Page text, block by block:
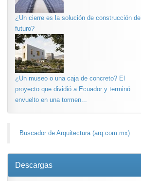
¿Un cierre es la solución de construcción del
futuro?
¿Un museo o una caja de concreto? El
proyecto que dividió a Ecuador y terminó
envuelto en una tormen...
Buscador de Arquitectura (arq.com.mx)
Descargas